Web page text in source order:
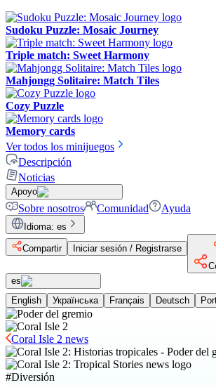
Sudoku Puzzle: Mosaic Journey
Triple match: Sweet Harmony
Mahjongg Solitaire: Match Tiles
Cozy Puzzle
Memory cards
Ver todos los minijuegos
Descripción
Noticias
Apoyo
Sobre nosotros Comunidad Ayuda
Idioma: es
Compartir
Iniciar sesión / Registrarse
es
English
Українська Français Deutsch
Coral Isle 2 news
#Diversión